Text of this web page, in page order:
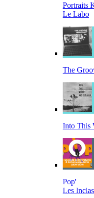
Portraits
Le Labo
The
Into This
Pop'
Les